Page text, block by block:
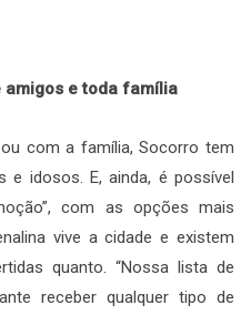
amigos e toda família
com a família, Socorro tem
e idosos. E, ainda, é possível
com as opções mais
vive a cidade e existem
quanto. “Nossa lista de
receber qualquer tipo de